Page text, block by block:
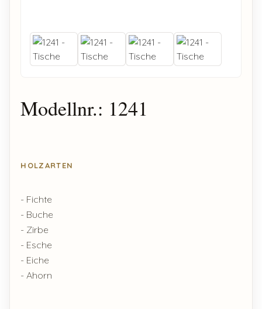
Modellnr.: 1241
HOLZARTEN
- Fichte
- Buche
- Zirbe
- Esche
- Eiche
- Ahorn